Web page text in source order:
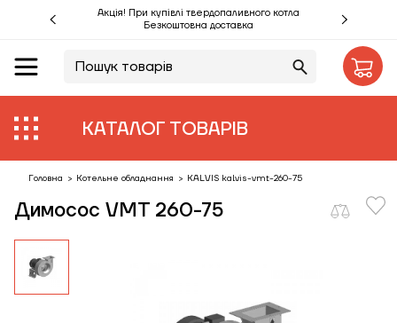
Акція! При купівлі твердопаливного котла
Безкоштовна доставка
КАТАЛОГ ТОВАРІВ
Акції %
Виробники
Об'єкти
Монтаж
Клієнтам
Головна > Котельне обладнання > KALVIS kalvis-vmt-260-75
Димосос VMT 260-75